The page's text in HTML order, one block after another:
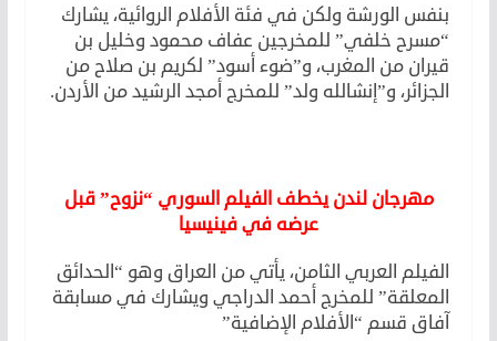
بنفس الورشة ولكن في فئة الأفلام الروائية، يشارك
“مسرح خلفي” للمخرجين عفاف محمود وخليل بن
قيران من المغرب، و”ضوء أسود” لكريم بن صلاح من
الجزائر، و”إنشالله ولد” للمخرج أمجد الرشيد من الأردن.
مهرجان لندن يخطف الفيلم السوري “نزوح” قبل
عرضه في فينيسيا
الفيلم العربي الثامن، يأتي من العراق وهو “الحدائق
المعلقة” للمخرج أحمد الدراجي ويشارك في مسابقة
آفاق قسم “الأفلام الإضافية”